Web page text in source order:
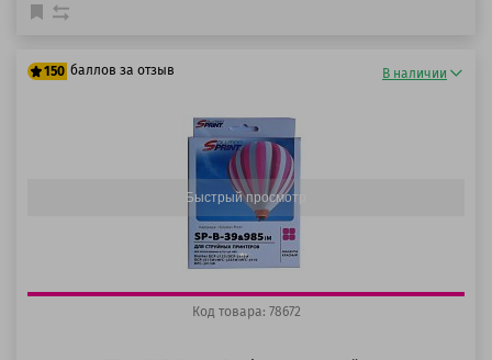
150 баллов за отзыв В наличии
Быстрый просмотр
Код товара: 78672